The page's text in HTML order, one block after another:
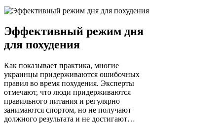
Эффективный режим дня
для похудения
Как показывает практика, многие
украинцы придерживаются ошибочных
правил во время похудения. Эксперты
отмечают, что люди придерживаются
правильного питания и регулярно
занимаются спортом, но не получают
должного результата и не достигают…